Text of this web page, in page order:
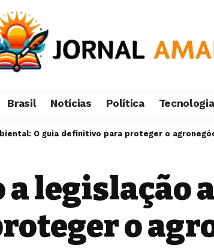
Brasil Notícias Política Tecnologia
O guia definitivo para proteger o
legislação
o